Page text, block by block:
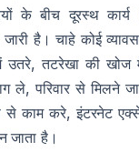
के बीच दूरस्थ
है। चाहे कोई
तटरेखा की खोज में
ले, परिवार से मिलने
काम करे, इंटरनेट
जाता है।